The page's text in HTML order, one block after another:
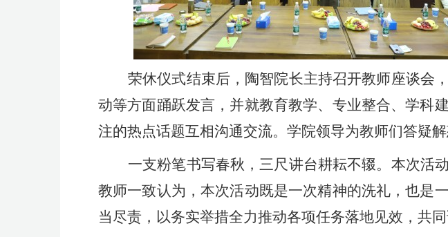
荣休仪式结束后，陶智院长主持召开教师座谈会
动等方面踊跃发言，并就教育教学、专业整合、学科
注的热点话题互相沟通交流。学院领导为教师们答疑解
一支粉笔书写春秋，三尺讲台耕耘不辍。本次活动
教师一致认为，本次活动既是一次精神的洗礼，也是
当尽责，以务实举措全力推动各项任务落地见效，共